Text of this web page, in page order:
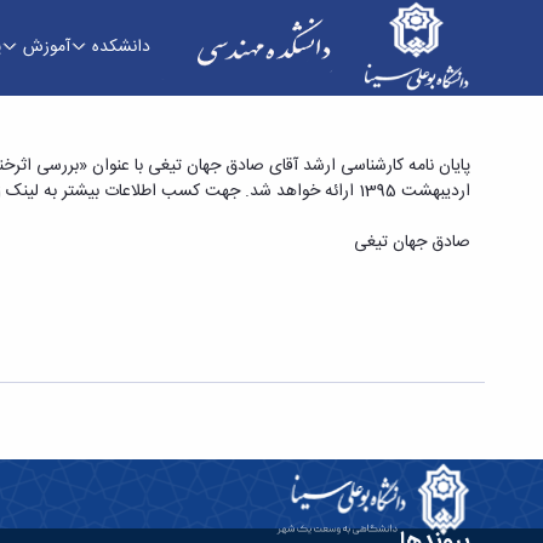
دانشکده آموزش
پایان نامه کارشناسی ارشد آقای صادق جهان
طرح های مختلف خنک کننده» - دانشکده فنی و
اردیبهشت 1395 ارائه خواهد شد. جهت کسب اطلاعات بیشتر به لینک زیر مراجعه فرمایید:
صادق جهان تیغی